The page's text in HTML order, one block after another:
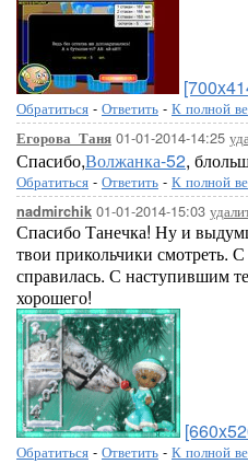
Обратиться - Ответить - К полной
Егорова_Таня 01-01-2014-14:25
Спасибо,Волжанка-52,
Обратиться - Ответить - К полной
nadmirchik 01-01-2014-15:03
Спасибо Танечка! Ну и
твои прикольчики смотреть.
справилась. С наступившим
хорошего!
Обратиться - Ответить - К полной